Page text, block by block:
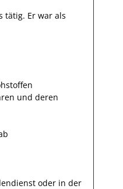
tätig. Er war als
und deren
oder in der